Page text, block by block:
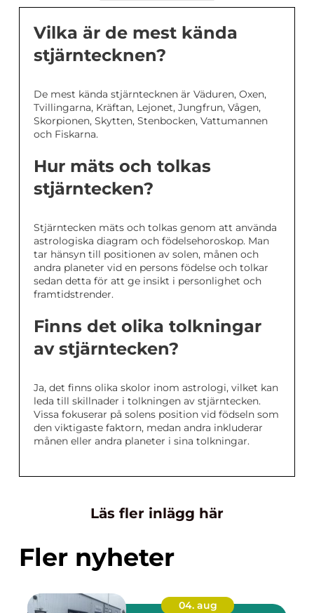
Vilka är de mest kända
stjärntecknen?
De mest kända stjärntecknen är Väduren, Oxen,
Tvillingarna, Kräftan, Lejonet, Jungfrun, Vågen,
Skorpionen, Skytten, Stenbocken, Vattumannen
och Fiskarna.
Hur mäts och tolkas
stjärntecken?
Stjärntecken mäts och tolkas genom att använda
astrologiska diagram och födelsehoroskop. Man
tar hänsyn till positionen av solen, månen och
andra planeter vid en persons födelse och tolkar
sedan detta för att ge insikt i personlighet och
framtidstrender.
Finns det olika tolkningar
av stjärntecken?
Ja, det finns olika skolor inom astrologi, vilket kan
leda till skillnader i tolkningen av stjärntecken.
Vissa fokuserar på solens position vid födseln som
den viktigaste faktorn, medan andra inkluderar
månen eller andra planeter i sina tolkningar.
Läs fler inlägg här
Fler nyheter
04. aug